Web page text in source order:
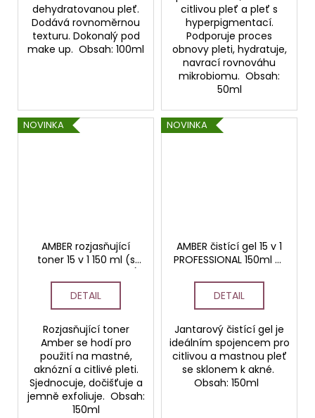
dehydratovanou pleť.
Dodává rovnoměrnou
texturu. Dokonalý pod
make up. Obsah: 100ml
citlivou pleť a pleť s
hyperpigmentací.
Podporuje proces
obnovy pleti, hydratuje,
navrací rovnováhu
mikrobiomu. Obsah:
50ml
NOVINKA
AMBER rozjasňující
toner 15 v 1 150 ml (s
PROFESSIONAL
DETAIL
Rozjasňující toner
Amber se hodí pro
použití na mastné,
aknózní a citlivé pleti.
Sjednocuje, dočišťuje a
jemně exfoliuje. Obsah:
150ml
NOVINKA
AMBER čistící gel 15 v 1
PROFESSIONAL 150ml (s
jantarovou)
DETAIL
Jantarový čistící gel je
ideálním spojencem pro
citlivou a mastnou pleť
se sklonem k akné.
Obsah: 150ml